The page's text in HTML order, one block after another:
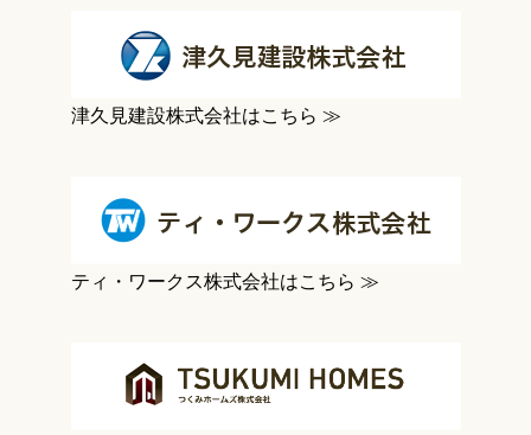
津久見建設株式会社はこちら ≫
ティ・ワークス株式会社はこちら ≫